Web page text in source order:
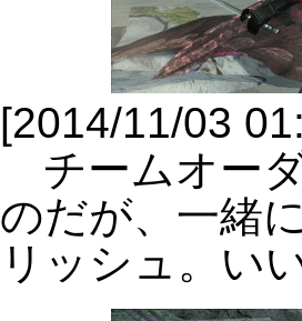
[2014/11/03
チームオー
のだが、一緒
リッシュ。い